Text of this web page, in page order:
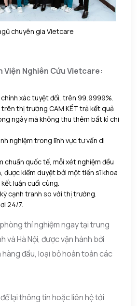
chuyên gia Vietcare
Viện Nghiên Cứu Vietcare:
xác tuyệt đối, trên 99,9999%.
trên thị trường CAM KẾT trả kết quả
ngày mà không thu thêm bất kì chi
nghiệm trong lĩnh vực tư vấn di
chuẩn quốc tế, mỗi xét nghiệm đều
được kiểm duyệt bởi một tiến sĩ khoa
luận cuối cùng.
cạnh tranh so với thị trường.
24/7.
thí nghiệm ngay tại trung
và Hà Nội, được vận hành bởi
đầu, loại bỏ hoàn toàn các
lại thông tin hoặc liên hệ tới